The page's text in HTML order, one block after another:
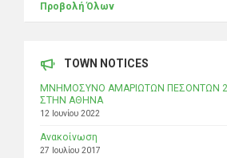
Προβολή Όλων
TOWN NOTICES
ΜΝΗΜΟΣΥΝΟ ΑΜΑΡΙΩΤΩΝ ΠΕΣΟΝΤΩΝ
ΣΤΗΝ ΑΘΗΝΑ
12 Ιουνίου 2022
Ανακοίνωση
27 Ιουλίου 2017